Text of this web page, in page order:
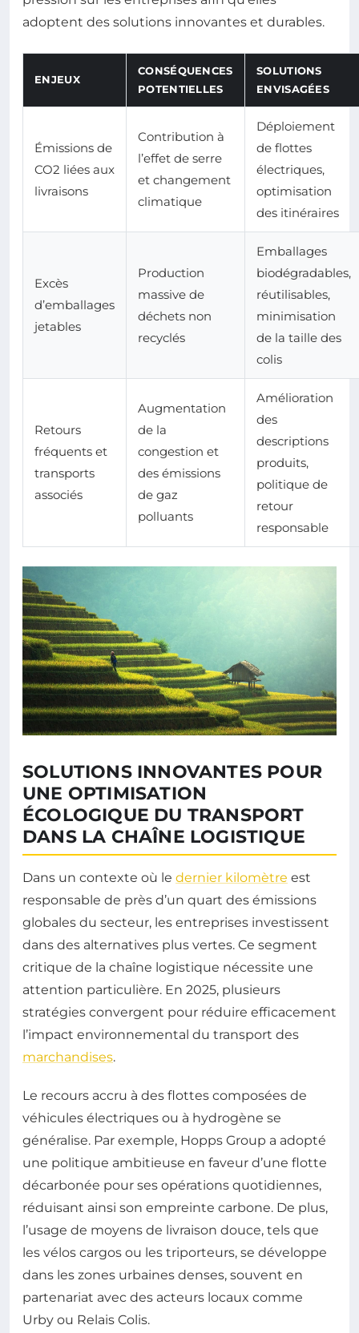
adoptent des solutions innovantes et durables.
ENJEUX
CONSÉQUENCES
POTENTIELLES
SOLUTIONS
ENVISAGÉES
Émissions de
CO2 liées aux
livraisons
Contribution à
l’effet de serre
et changement
climatique
Déploiement
de flottes
électriques,
optimisation
des itinéraires
Excès
d’emballages
jetables
Production
massive de
déchets non
recyclés
Emballages
biodégradables,
réutilisables,
minimisation
de la taille des
colis
Retours
fréquents et
transports
associés
Augmentation
de la
congestion et
des émissions
de gaz
polluants
Amélioration
des
descriptions
produits,
politique de
retour
responsable
SOLUTIONS INNOVANTES POUR
UNE OPTIMISATION
ÉCOLOGIQUE DU TRANSPORT
DANS LA CHAÎNE LOGISTIQUE
Dans un contexte où le dernier kilomètre est
responsable de près d’un quart des émissions
globales du secteur, les entreprises investissent
dans des alternatives plus vertes. Ce segment
critique de la chaîne logistique nécessite une
attention particulière. En 2025, plusieurs
stratégies convergent pour réduire efficacement
l’impact environnemental du transport des
marchandises.
Le recours accru à des flottes composées de
véhicules électriques ou à hydrogène se
généralise. Par exemple, Hopps Group a adopté
une politique ambitieuse en faveur d’une flotte
décarbonée pour ses opérations quotidiennes,
réduisant ainsi son empreinte carbone. De plus,
l’usage de moyens de livraison douce, tels que
les vélos cargos ou les triporteurs, se développe
dans les zones urbaines denses, souvent en
partenariat avec des acteurs locaux comme
Urby ou Relais Colis.